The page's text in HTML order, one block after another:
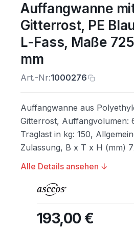
Auffangwanne
Gitterrost, PE
L-Fass, Maße
mm
Art.-Nr:1000276
Auffangwanne aus
Gitterrost, Auffangvolumen:
Traglast in kg: 150,
Zulassung, B x T x H (mm)
Alle Details ansehen ↓
Regulärer Preis:
193,00 €